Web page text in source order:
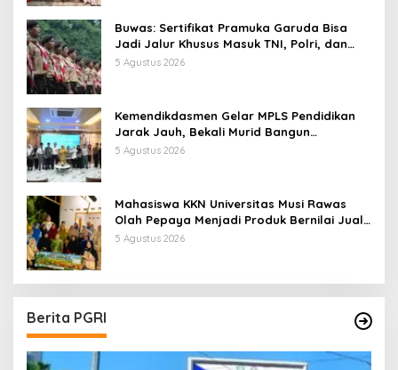
Buwas: Sertifikat Pramuka Garuda Bisa
Jadi Jalur Khusus Masuk TNI, Polri, dan
Perguruan Tinggi
5 Agustus 2026
Kemendikdasmen Gelar MPLS Pendidikan
Jarak Jauh, Bekali Murid Bangun
Kemandirian Belajar
5 Agustus 2026
Mahasiswa KKN Universitas Musi Rawas
Olah Pepaya Menjadi Produk Bernilai Jual
Tinggi, Dorong UMKM Desa Air Satan
5 Agustus 2026
Berita PGRI